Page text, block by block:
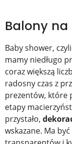
Balony
Baby shower,
mamy niedługo
coraz większą
radosny czas z
prezentów, które
etapy
przystało,
wskazane. Ma